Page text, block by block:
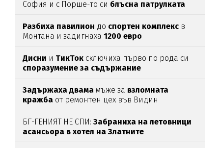
София и с Порше-то си блъсна патрулката
Разбиха павилион до спортен комплекс в
Монтана и задигнаха1200 евро
Дисни и ТикТок сключиха първо по рода си
споразумение за съдържание
Задържаха двама мъже за взломната
кражба от ремонтен цех във Видин
БГ-ГЕНИЯТ НЕ СПИ:Забраниха на летовници
асансьора в хотел на Златните